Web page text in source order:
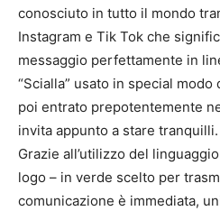
conosciuto in tutto il mondo
Instagram e Tik Tok che
messaggio perfettamente in
“Scialla” usato in special
poi entrato prepotentemente
invita appunto a stare tranquilli.
Grazie all’utilizzo del
logo – in verde scelto per
comunicazione è immediata,